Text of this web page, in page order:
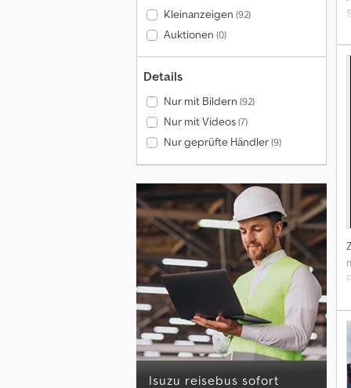
Kleinanzeigen (92)
Auktionen (0)
Details
Nur mit Bildern (92)
Nur mit Videos(7)
Nur geprüfte Händler(9)
isuzu reisebus sofort